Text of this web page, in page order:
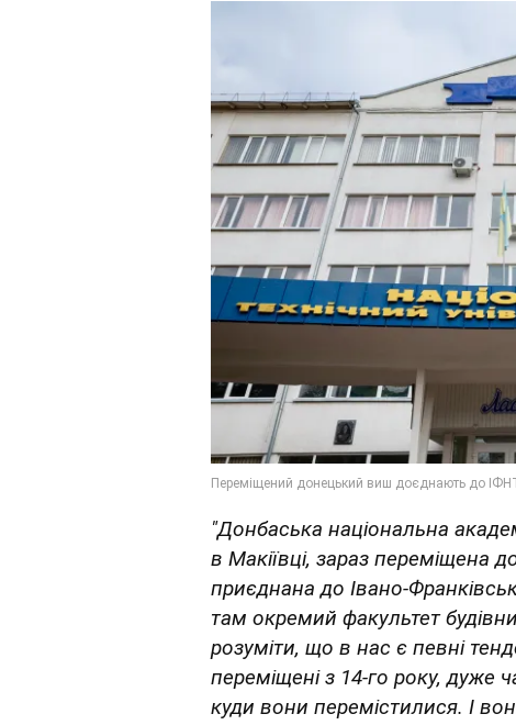
"Донбаська національна
в Макіївці, зараз переміщена
приєднана до Івано-
там окремий факультет
розуміти, що в нас є певні
переміщені з 14-го року, дуже
куди вони перемістилися. І